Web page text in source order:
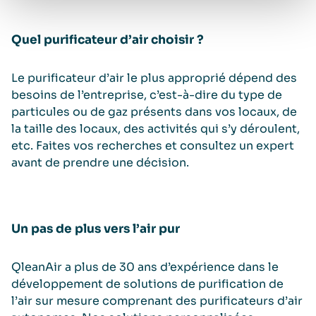
Quel purificateur d’air choisir ?
Le purificateur d’air le plus approprié dépend des
besoins de l’entreprise, c’est-à-dire du type de
particules ou de gaz présents dans vos locaux, de
la taille des locaux, des activités qui s’y déroulent,
etc. Faites vos recherches et consultez un expert
avant de prendre une décision.
Un pas de plus vers l’air pur
QleanAir a plus de 30 ans d’expérience dans le
développement de solutions de purification de
l’air sur mesure comprenant des purificateurs d’air